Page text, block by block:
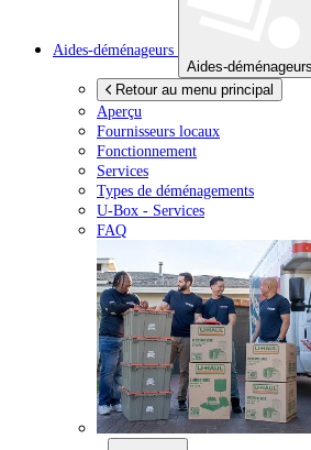
Aides-déménageurs
Aides-déménageurs
Retour au menu principal
Aperçu
Fournisseurs locaux
Fonctionnement
Services
Types de déménagements
U-Box - Services
FAQ